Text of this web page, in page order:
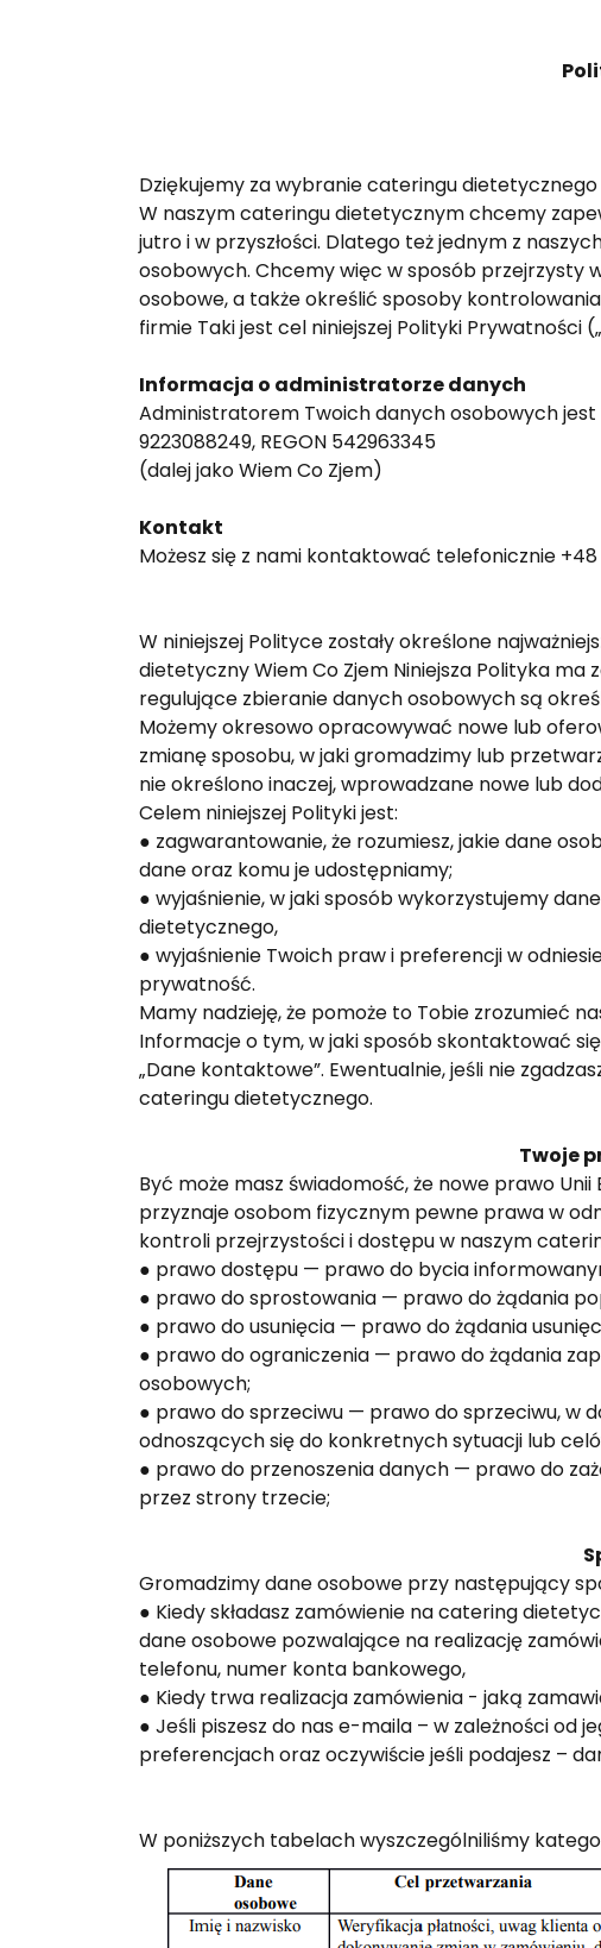
Dziękujemy za wybranie cateringu dietetycznego
W naszym cateringu dietetycznym chcemy
jutro i w przyszłości. Dlatego też jednym z
osobowych. Chcemy więc w sposób przejrzysty
osobowe, a także określić sposoby
firmie Taki jest cel niniejszej Polityki Prywatności
Informacja o administratorze danych
Administratorem Twoich danych osobowych jest
9223088249, REGON 542963345
(dalej jako Wiem Co Zjem)
Kontakt
Możesz się z nami kontaktować telefonicznie
W niniejszej Polityce zostały określone
dietetyczny Wiem Co Zjem Niniejsza Polityka
regulujące zbieranie danych osobowych są
Możemy okresowo opracowywać nowe lub
zmianę sposobu, w jaki gromadzimy lub
nie określono inaczej, wprowadzane nowe lub
Celem niniejszej Polityki jest:
● zagwarantowanie, że rozumiesz, jakie dane
dane oraz komu je udostępniamy;
● wyjaśnienie, w jaki sposób wykorzystujemy
dietetycznego,
● wyjaśnienie Twoich praw i preferencji w
prywatność.
Mamy nadzieję, że pomoże to Tobie zrozumieć
Informacje o tym, w jaki sposób skontaktować
„Dane kontaktowe”. Ewentualnie, jeśli nie
cateringu dietetycznego.
Twoje
Być może masz świadomość, że nowe prawo
przyznaje osobom fizycznym pewne prawa w
kontroli przejrzystości i dostępu w naszym
● prawo dostępu — prawo do bycia
● prawo do sprostowania — prawo do żądania
● prawo do usunięcia — prawo do żądania
● prawo do ograniczenia — prawo do żądania
osobowych;
● prawo do sprzeciwu — prawo do sprzeciwu, w
odnoszących się do konkretnych sytuacji lub
● prawo do przenoszenia danych — prawo do
przez strony trzecie;
Gromadzimy dane osobowe przy następujący
● Kiedy składasz zamówienie na catering
dane osobowe pozwalające na realizację
telefonu, numer konta bankowego,
● Kiedy trwa realizacja zamówienia - jaką
● Jeśli piszesz do nas e-maila – w zależności od
preferencjach oraz oczywiście jeśli podajesz –
W poniższych tabelach wyszczególniliśmy